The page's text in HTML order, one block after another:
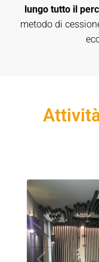
lungo tutto il
metodo di